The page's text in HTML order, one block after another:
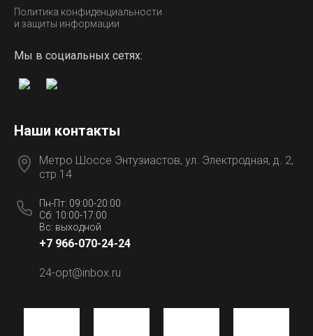
Политика конфиденциальности
и защиты информации
Мы в социальных сетях:
Наши контакты
Метро Шоссе Энтузиастов, ул. Электродная, д. 2,
стр 14
Пн-Пт: 09:00-20:00
Сб: 10:00-17:00
Вс: выходной
+7 966-070-24-24
24-opt@inbox.ru